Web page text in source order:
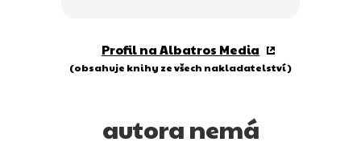
Profil na Albatros Media
(obsahuje knihy ze všech nakladatelství)
autora nemá